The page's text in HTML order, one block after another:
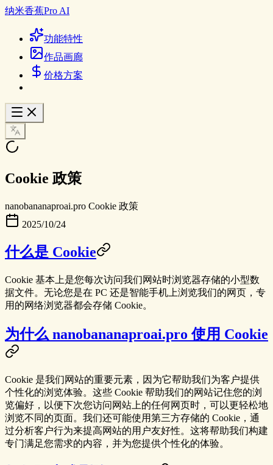
纳米香蕉Pro AI
功能特性
作品画廊
价格方案
Cookie 政策
nanobananaproai.pro Cookie 政策
2025/10/24
什么是 Cookie
Cookie 基本上是您每次访问我们网站时浏览器存储的小型数
据文件。无论您是在 PC 还是智能手机上浏览我们的网页，专
用的网络浏览器都会存储 Cookie。
为什么 nanobananaproai.pro 使用 Cookie
Cookie 是我们网站的重要元素，因为它帮助我们为客户提供
个性化的浏览体验。这些 Cookie 帮助我们的网站记住您的浏
览偏好，以便下次您访问网站上的任何网页时，可以更轻松地
浏览不同的页面。我们还可能使用第三方存储的 Cookie，通
过分析客户行为来提高网站的用户友好性。这将帮助我们构建
专门满足您需求的内容，并为您提供个性化的体验。